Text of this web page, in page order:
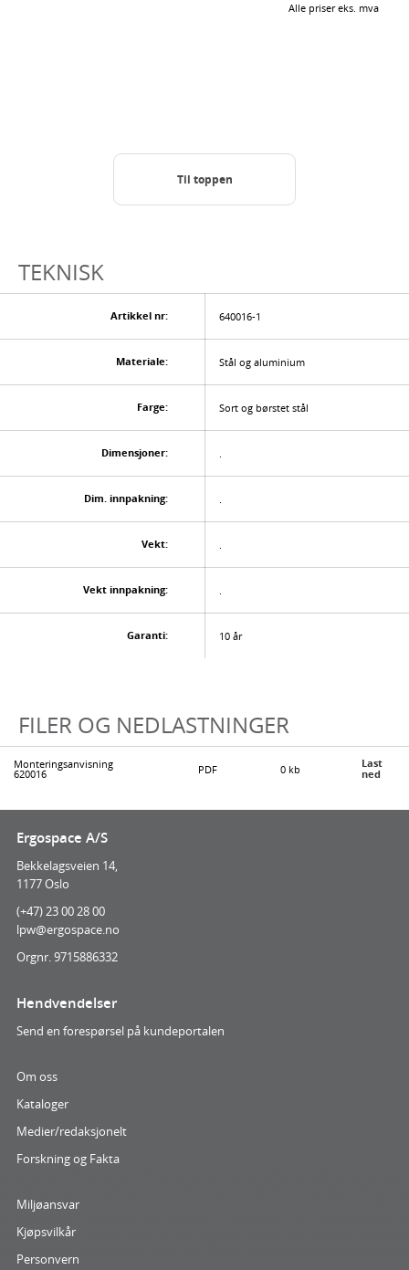
Alle priser eks. mva
Til toppen
TEKNISK
Artikkel nr: 640016-1
Materiale: Stål og aluminium
Farge: Sort og børstet stål
Dimensjoner: .
Dim. innpakning: .
Vekt: .
Vekt innpakning: .
Garanti: 10 år
FILER OG NEDLASTNINGER
Monteringsanvisning
620016 PDF 0 kb Last
ned
Ergospace A/S
Bekkelagsveien 14,
1177 Oslo
(+47) 23 00 28 00
lpw@ergospace.no
Orgnr. 9715886332
Hendvendelser
Send en forespørsel på kundeportalen
Om oss
Kataloger
Medier/redaksjonelt
Forskning og Fakta
Miljøansvar
Kjøpsvilkår
Personvern